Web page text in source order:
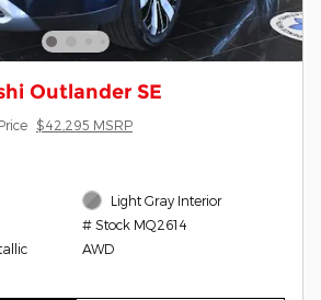
Outlander SE
$42,295 MSRP
Light Gray Interior
# Stock MQ2614
AWD